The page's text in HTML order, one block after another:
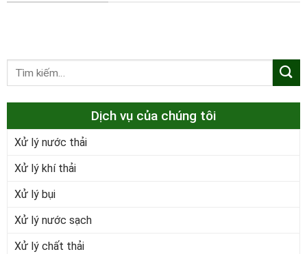
Dịch vụ của chúng tôi
Xử lý nước thải
Xử lý khí thải
Xử lý bụi
Xử lý nước sạch
Xử lý chất thải